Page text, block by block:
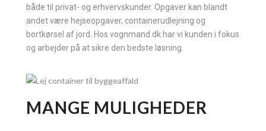
både til privat- og erhvervskunder. Opgaver kan blandt
andet være hejseopgaver, containerudlejning og
bortkørsel af jord.
Hos vognmand.dk har vi kunden i fokus
og arbejder på at sikre den bedste løsning.
MANGE MULIGHEDER